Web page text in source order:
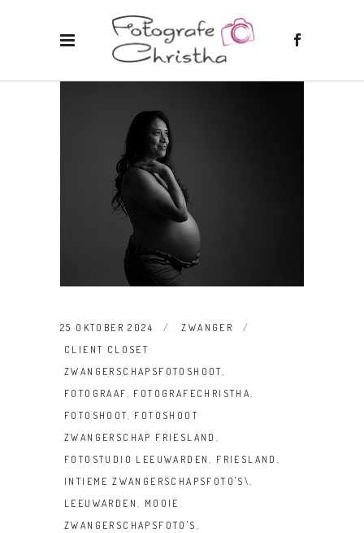
25 OKTOBER 2024
ZWANGER
CLIENT CLOSET
ZWANGERSCHAPSFOTOSHOOT,
FOTOGRAAF, FOTOGRAFECHRISTHA,
FOTOSHOOT, FOTOSHOOT
ZWANGERSCHAP FRIESLAND ,
FOTOSTUDIO LEEUWARDEN, FRIESLAND ,
INTIEME ZWANGERSCHAPSFOTO'S\,
LEEUWARDEN, MOOIE
ZWANGERSCHAPSFOTO'S ,